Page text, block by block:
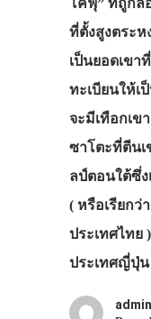
โคฟุ” ที่ถูกล้
ที่ตั้งสูงตระห
เป็นยอดเขา
ทะเบียนให้เ
จะมีเทือกเข
ซาโตะที่ตีนเ
ลป์ตอนใต้ซึ่
( หรือเรียกว่
ประเทศไทย
ประเทศญี่ปุ่
admin